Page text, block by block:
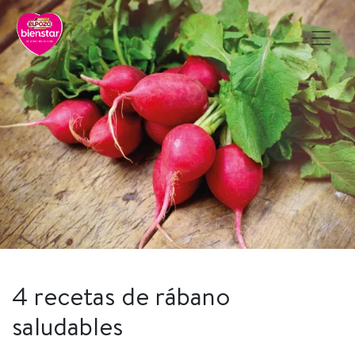
4 recetas de rábano
saludables